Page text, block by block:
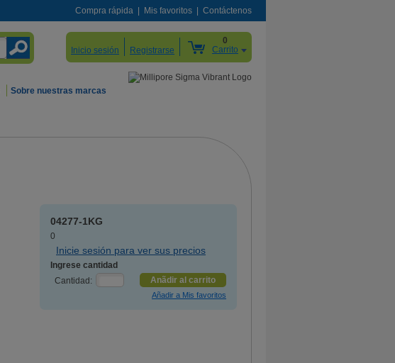
Compra rápida Mis favoritos Contáctenos
Inicio sesión Registrarse
0
Carrito
Sobre nuestras marcas
04277-1KG
0
Inicie sesión para ver sus precios
Ingrese cantidad
Cantidad:
Anãdir al carrito